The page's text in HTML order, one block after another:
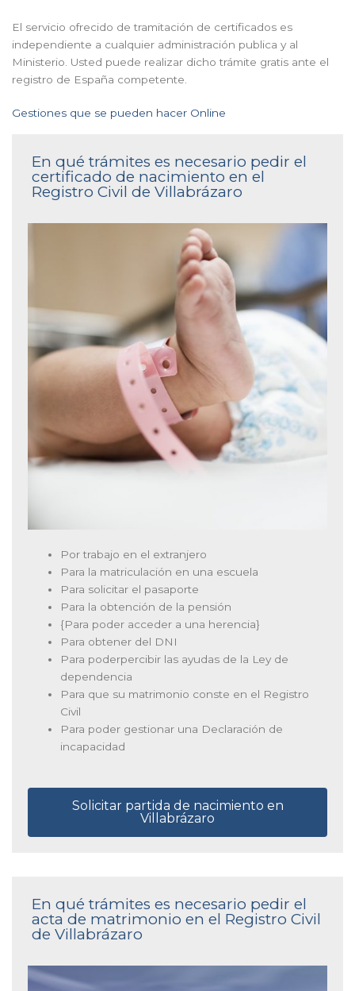
El servicio ofrecido de tramitación de certificados es
independiente a cualquier administración publica y al
Ministerio. Usted puede realizar dicho trámite gratis ante el
registro de España competente.
Gestiones que se pueden hacer Online
En qué trámites es necesario pedir el
certificado de nacimiento en el
Registro Civil de Villabrázaro
Por trabajo en el extranjero
Para la matriculación en una escuela
Para solicitar el pasaporte
Para la obtención de la pensión
{Para poder acceder a una herencia}
Para obtener del DNI
Para poderpercibir las ayudas de la Ley de
dependencia
Para que su matrimonio conste en el Registro
Civil
Para poder gestionar una Declaración de
incapacidad
Solicitar partida de nacimiento en
Villabrázaro
En qué trámites es necesario pedir el
acta de matrimonio en el Registro Civil
de Villabrázaro